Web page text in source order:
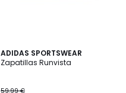
ADIDAS SPORTSWEAR
Zapatillas Runvista
59.99 €
4,3
/ 5